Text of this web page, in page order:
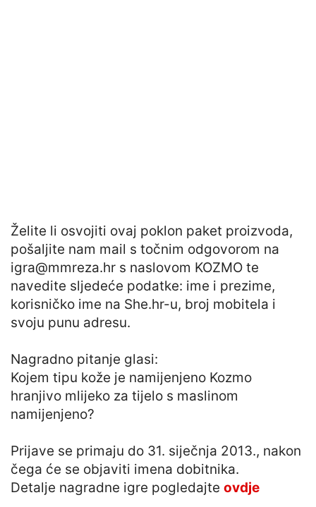
Želite li osvojiti ovaj poklon paket proizvoda,
pošaljite nam mail s točnim odgovorom na
igra@mmreza.hr s naslovom KOZMO te
navedite sljedeće podatke: ime i prezime,
korisničko ime na She.hr-u, broj mobitela i
svoju punu adresu.
Nagradno pitanje glasi:
Kojem tipu kože je namijenjeno Kozmo
hranjivo mlijeko za tijelo s maslinom
namijenjeno?
Prijave se primaju do 31. siječnja 2013., nakon
čega će se objaviti imena dobitnika.
Detalje nagradne igre pogledajte ovdje